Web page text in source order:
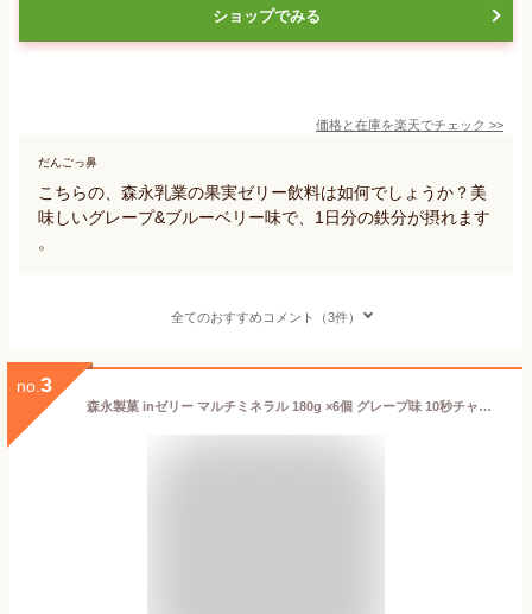
ショップでみる
価格と在庫を楽天でチェック >>
だんごっ鼻
こちらの、森永乳業の果実ゼリー飲料は如何でしょうか？美
味しいグレープ&ブルーベリー味で、1日分の鉄分が摂れます
。
全てのおすすめコメント（3件）
no. 3
森永製菓 inゼリー マルチミネラル 180g ×6個 グレープ味 10秒チャージ 栄養機能食品(鉄・カルシウム・亜鉛・銅) 鉄分 朝食 防災 非常食 差し入れ 体調管理 国産